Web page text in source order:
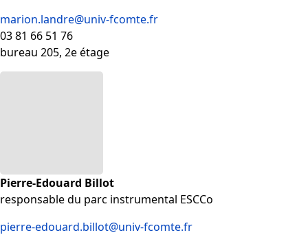
marion.landre@univ-fcomte.fr
03 81 66 51 76
bureau 205, 2e étage
Pierre-Edouard Billot
responsable du parc instrumental ESCCo
pierre-edouard.billot@univ-fcomte.fr